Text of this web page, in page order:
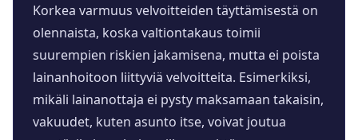
Korkea varmuus velvoitteiden täyttämisestä on
olennaista, koska valtiontakaus toimii
suurempien riskien jakamisena, mutta ei poista
lainanhoitoon liittyviä velvoitteita. Esimerkiksi,
mikäli lainanottaja ei pysty maksamaan takaisin,
vakuudet, kuten asunto itse, voivat joutua